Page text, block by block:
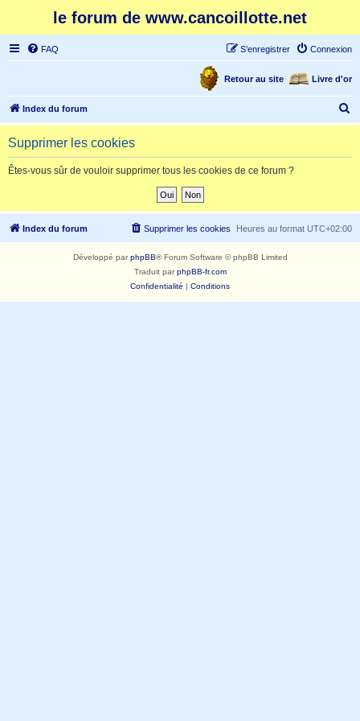
le forum de www.cancoillotte.net
FAQ Connexion
S’enregistrer
Livre d'or
Retour au site
Index du forum
e
h
Supprimer les cookies
Êtes-vous sûr de vouloir supprimer tous les cookies de ce forum ?
Index du forum Heures au format UTC+02:00
Supprimer les cookies
Développé parphpBB® Forum Software © phpBB Limited
Traduit parphpBB-fr.com
Confidentialité | Conditions